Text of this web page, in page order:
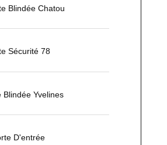
Blindée Chatou
Sécurité 78
Blindée Yvelines
D'entrée